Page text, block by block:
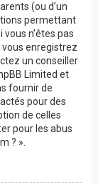
(ou d’un
permettant
n’êtes pas
vous enregistrez
un conseiller
Limited et
fournir de
pour des
de celles
pour les abus
? ».